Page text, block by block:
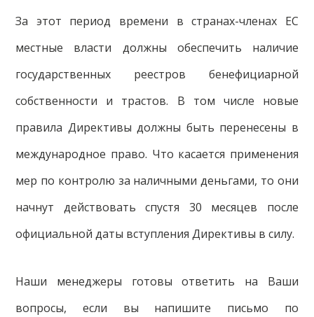
За этот период времени в странах-членах ЕС
местные власти должны обеспечить наличие
государственных реестров бенефициарной
собственности и трастов. В том числе новые
правила Директивы должны быть перенесены в
международное право. Что касается применения
мер по контролю за наличными деньгами, то они
начнут действовать спустя 30 месяцев после
официальной даты вступления Директивы в силу.
Наши менеджеры готовы ответить на Ваши
вопросы, если вы напишите письмо по